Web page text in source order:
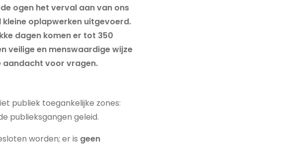
ogen het verval aan van ons
oplapwerken uitgevoerd.
dagen komen er tot 350
veilige en menswaardige wijze
aandacht voor vragen.
publiek toegankelijke zones:
publieksgangen geleid.
worden; er is geen